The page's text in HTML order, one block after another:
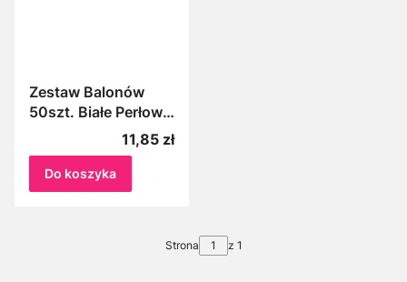
Zestaw Balonów
50szt. Białe Perłowe
Metalizowane
Balony 10cali
Cena
11,85 zł
Do koszyka
Strona z 1